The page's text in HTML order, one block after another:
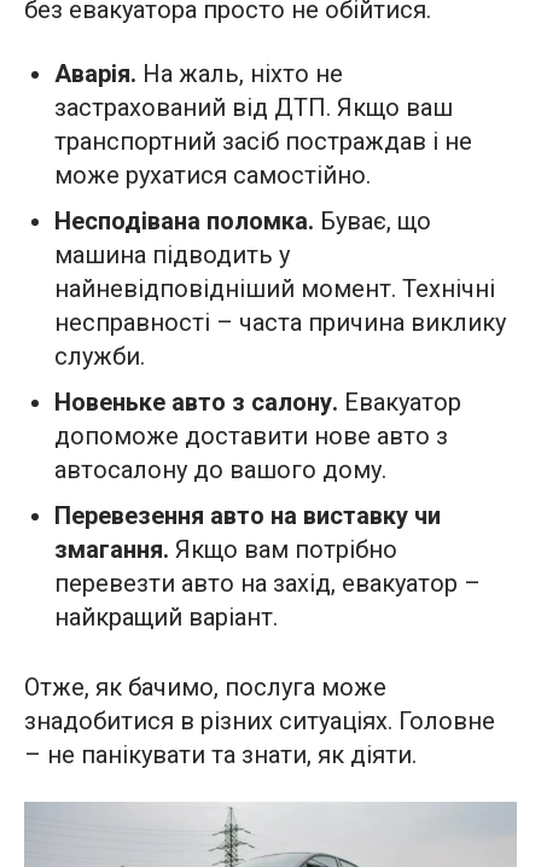
без евакуатора просто не обійтися.
Аварія. На жаль, ніхто не
застрахований від ДТП. Якщо ваш
транспортний засіб постраждав і не
може рухатися самостійно.
Несподівана поломка. Буває, що
машина підводить у
найневідповідніший момент. Технічні
несправності – часта причина виклику
служби.
Новеньке авто з салону. Евакуатор
допоможе доставити нове авто з
автосалону до вашого дому.
Перевезення авто на виставку чи
змагання. Якщо вам потрібно
перевезти авто на захід, евакуатор –
найкращий варіант.
Отже, як бачимо, послуга може
знадобитися в різних ситуаціях. Головне
– не панікувати та знати, як діяти.